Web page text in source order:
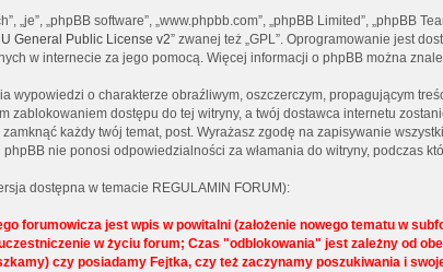
„je”, „phpBB software”, „www.phpbb.com”, „phpBB Limited”,
General Public License v2” zwanej też „GPL”. Oprogramowanie jest
w internecie za jego pomocą. Więcej informacji o phpBB można
wypowiedzi o charakterze obraźliwym, oszczerczym, propagującym
zablokowaniem dostępu do tej witryny, a twój dostawca internetu
każdy twój temat, post. Wyrażasz zgodę na zapisywanie
phpBB nie ponosi odpowiedzialności za włamania do witryny, podczas
dostępna w temacie REGULAMIN FORUM):
forumowicza jest wpis w powitalni (założenie nowego tematu w
w życiu forum; Czas "odblokowania" jest zależny od
czy posiadamy Fejtka, czy też zaczynamy poszukiwania i